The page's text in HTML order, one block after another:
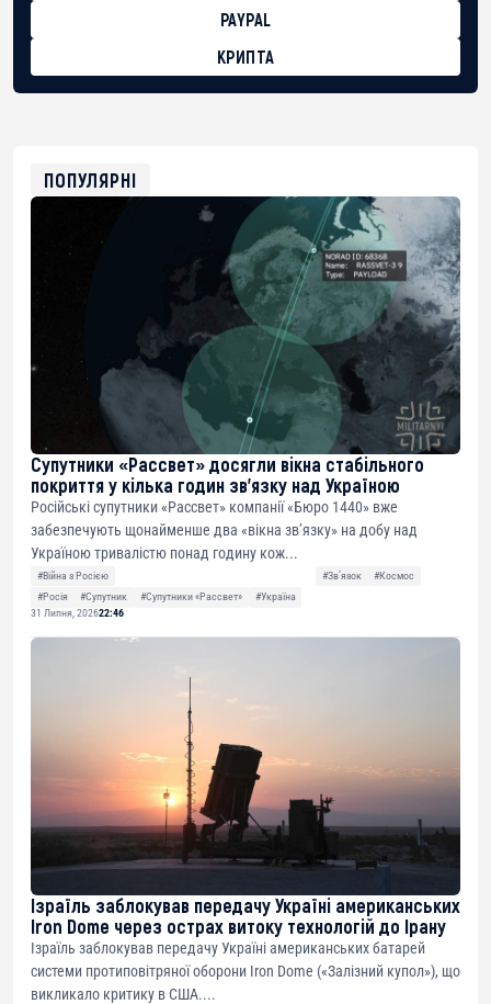
PAYPAL
КРИПТА
0xfD02863D3289416fcF50975c9DFda13623f97758
ПОПУЛЯРНІ
Супутники «Рассвет» досягли вікна стабільного
покриття у кілька годин зв’язку над Україною
Російські супутники «Рассвет» компанії «Бюро 1440» вже
забезпечують щонайменше два «вікна зв’язку» на добу над
Україною тривалістю понад годину кож...
#Війна з Росією #Звʼязок
#Космос
#Росія
#Супутник #Супутники «Рассвет»
#Україна
31 Липня, 202622:46
Ізраїль заблокував передачу Україні американських
Iron Dome через острах витоку технологій до Ірану
Ізраїль заблокував передачу Україні американських батарей
системи протиповітряної оборони Iron Dome («Залізний купол»), що
викликало критику в США....